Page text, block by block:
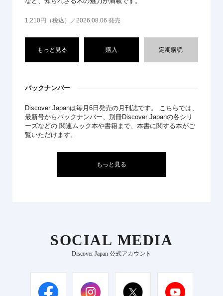
1,210円（税込）／2026.08.06 発売
もっと見る 購入 定期購読
バックナンバー
Discover Japanは毎月6日発売の月刊誌です。 こちらでは、
最新号からバックナンバー、別冊Discover Japanの各シリ
ーズなどの 関連ムック本や書籍まで、本書に関する本がご
覧いただけます。
もっと見る
SOCIAL MEDIA
Discover Japan 公式アカウント